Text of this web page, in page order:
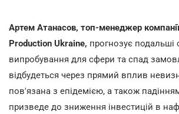
Артем Атанасов, топ-менеджер
Production Ukraine, прогнозує подальші
випробування для сфери та спад
відбудеться через прямий вплив
пов'язана з епідемією, а також
призведе до зниження інвестицій в